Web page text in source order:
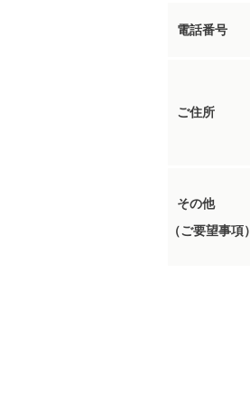
電話番号
ご住所
その他
（ご要望事項）